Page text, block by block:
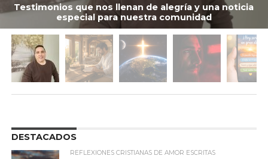
Testimonios que nos llenan de alegría y una noticia
especial para nuestra comunidad
DESTACADOS
REFLEXIONES CRISTIANAS DE AMOR ESCRITAS